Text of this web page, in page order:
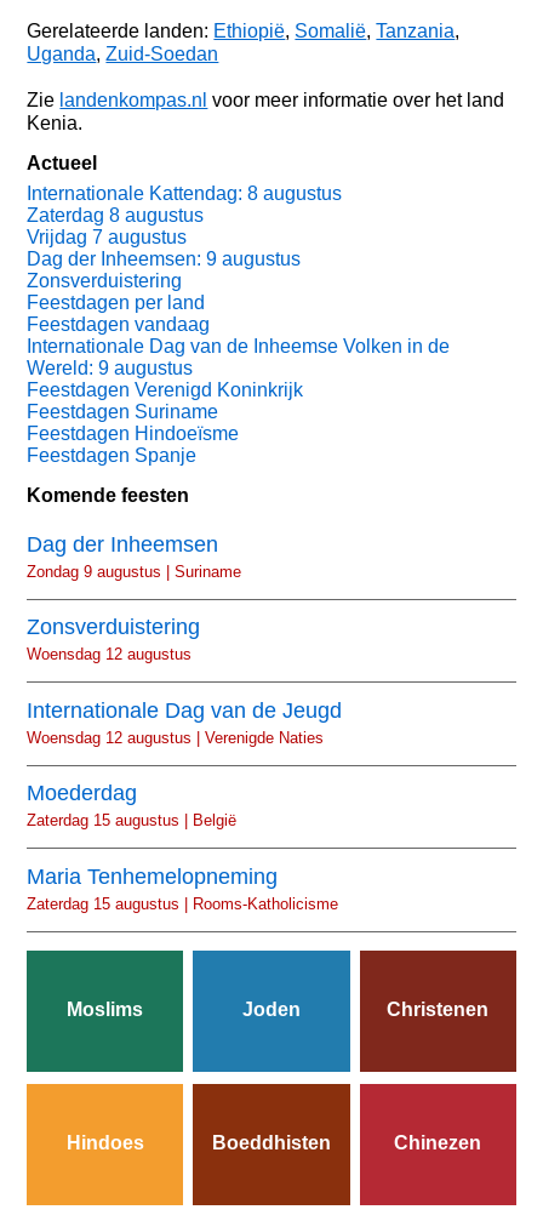
Gerelateerde landen: Ethiopië, Somalië,Tanzania,
Uganda,Zuid-Soedan
Zie landenkompas.nl voor meer informatie over het land
Kenia.
Actueel
Internationale Kattendag: 8 augustus
Zaterdag 8 augustus
Vrijdag 7 augustus
Dag der Inheemsen: 9 augustus
Zonsverduistering
Feestdagen per land
Feestdagen vandaag
Internationale Dag van de Inheemse Volken in de
Wereld: 9 augustus
Feestdagen Verenigd Koninkrijk
Feestdagen Suriname
Feestdagen Hindoeïsme
Feestdagen Spanje
Komende feesten
Dag der Inheemsen
Zondag 9 augustus | Suriname
Zonsverduistering
Woensdag 12 augustus
Internationale Dag van de Jeugd
Woensdag 12 augustus | Verenigde Naties
Moederdag
Zaterdag 15 augustus | België
Maria Tenhemelopneming
Zaterdag 15 augustus | Rooms-Katholicisme
Moslims Joden Christenen
Hindoes Boeddhisten Chinezen